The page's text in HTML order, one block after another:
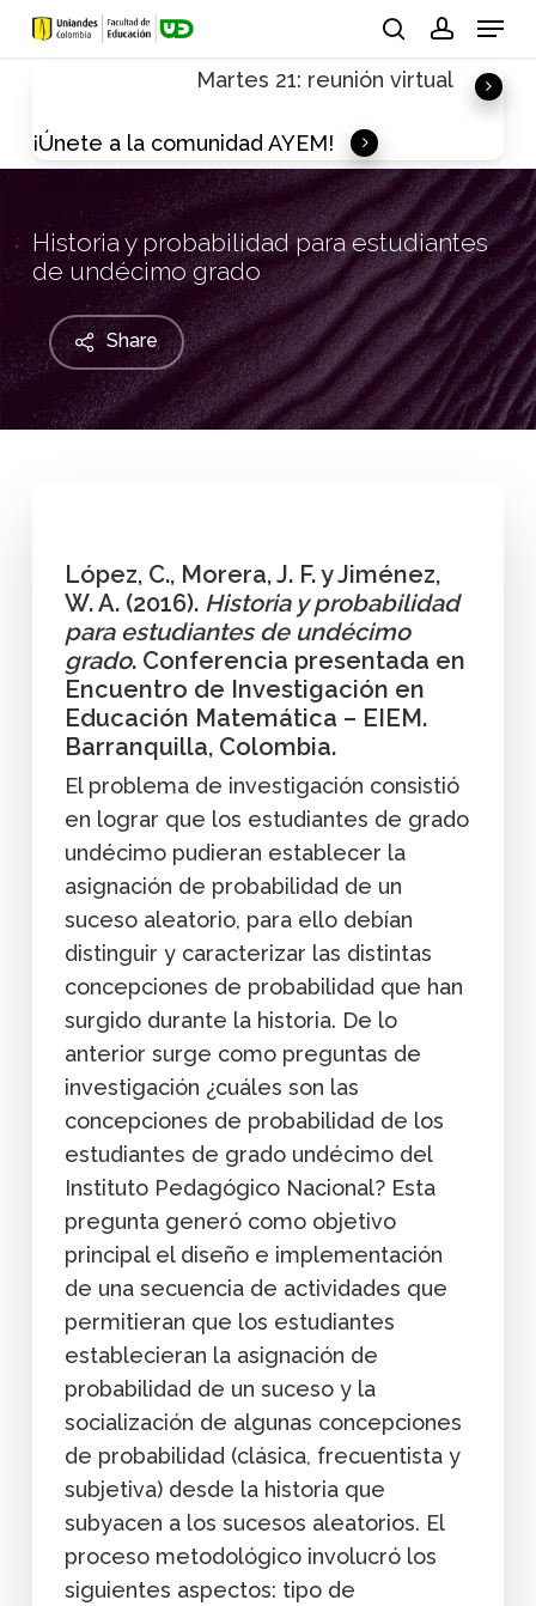
Skip
Menu
Martes 21: reunión virtual
¡Únete a la comunidad AYEM!
Historia y probabilidad para estudiantes
de undécimo grado
Share
López, C., Morera, J. F. y Jiménez,
W. A. (2016). Historia y probabilidad
para estudiantes de undécimo
grado. Conferencia presentada en
Encuentro de Investigación en
Educación Matemática – EIEM.
Barranquilla, Colombia.
El problema de investigación consistió
en lograr que los estudiantes de grado
undécimo pudieran establecer la
asignación de probabilidad de un
suceso aleatorio, para ello debían
distinguir y caracterizar las distintas
concepciones de probabilidad que han
surgido durante la historia. De lo
anterior surge como preguntas de
investigación ¿cuáles son las
concepciones de probabilidad de los
estudiantes de grado undécimo del
Instituto Pedagógico Nacional? Esta
pregunta generó como objetivo
principal el diseño e implementación
de una secuencia de actividades que
permitieran que los estudiantes
establecieran la asignación de
probabilidad de un suceso y la
socialización de algunas concepciones
de probabilidad (clásica, frecuentista y
subjetiva) desde la historia que
subyacen a los sucesos aleatorios. El
proceso metodológico involucró los
siguientes aspectos: tipo de